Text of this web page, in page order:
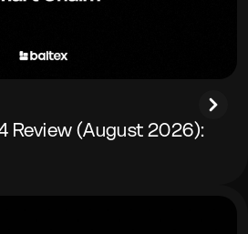
Review (August 2026):